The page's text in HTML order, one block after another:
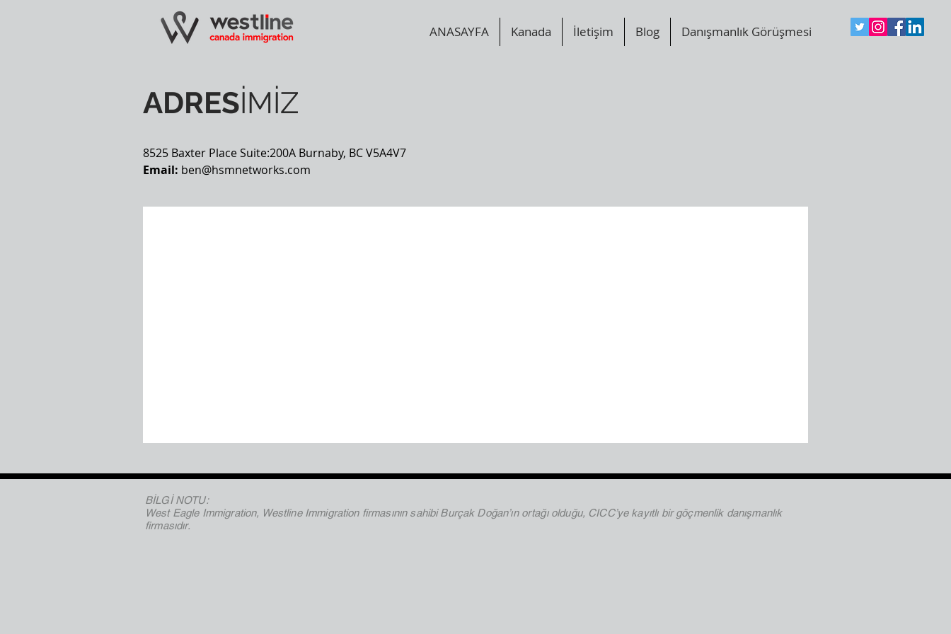
ANASAYFA Kanada İletişim Blog Danışmanlık Görüşmesi
ADRESİMİZ
8525 Baxter Place Suite:200A Burnaby, BC V5A4V7 ​
Email: ben@hsmnetworks.com
BİLGİ NOTU:
West Eagle Immigration, Westline Immigration firmasının sahibi Burçak Doğan’ın ortağı olduğu, CICC’ye kayıtlı bir göçmenlik danışmanlık
firmasıdır.